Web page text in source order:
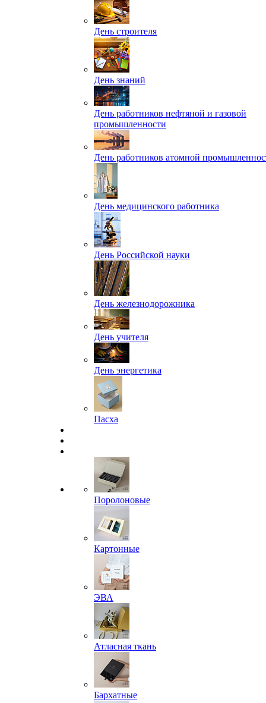
День строителя
День знаний
День работников нефтяной и газовой
промышленности
День работников атомной
День медицинского работника
День Российской науки
День железнодорожника
День учителя
День энергетика
Пасха
Поролоновые
Картонные
ЭВА
Атласная ткань
Бархатные